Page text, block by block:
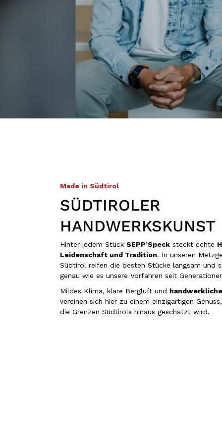
Made in Südtirol
SÜDTIROLER
HANDWERKSKUNST
Hinter jedem Stück SEPP’Speck steckt echte
Leidenschaft und Tradition. In unseren
Südtirol reifen die besten Stücke langsam und
genau wie es unsere Vorfahren seit
Mildes Klima, klare Bergluft und
vereinen sich hier zu einem einzigartigen
die Grenzen Südtirols hinaus geschätzt wird.